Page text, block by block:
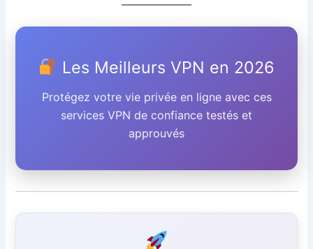
Les Meilleurs VPN en 2026
Protégez votre vie privée en ligne avec ces
services VPN de confiance testés et
approuvés